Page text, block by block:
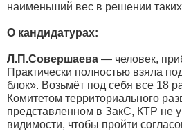
наименьший вес в решении
О кандидатурах:
Л.П.Совершаева — человек,
Практически полностью взяла
блок». Возьмёт под себя все 18
Комитетом территориального
представленном в ЗакС, КТР не
видимости, чтобы пройти